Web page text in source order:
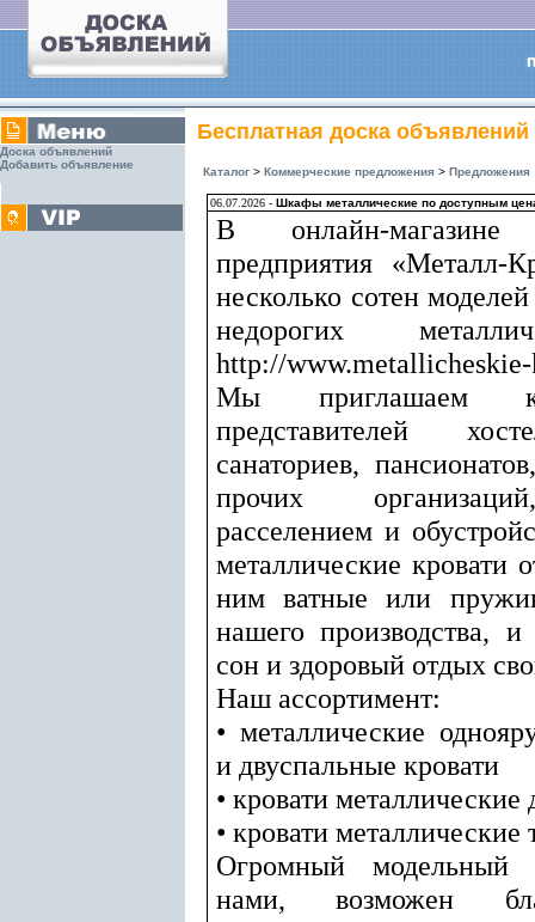
Доска объявлений
Добавить объявление
Бесплатная доска объявлений
Каталог > Коммерческие предложения > Предложения
06.07.2026 - Шкафы металлические по доступным
В онлайн-магазине
предприятия «Металл-
несколько сотен
недорогих
http://
Мы приглашаем к
представителей
санаториев,
прочих
расселением и
металлические кровати
ним ватные или
нашего производства, и
сон и здоровый отдых
Наш ассортимент:
• металлические
и двуспальные кровати
• кровати металлические
• кровати металлические
Огромный модельный
нами, возможен